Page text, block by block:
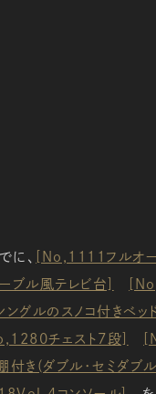
に、 [No,1111フルオー
ブル風テレビ台]
グルのスノコ付きベッ
チェスト7段]
き(ダブル・セミダブ